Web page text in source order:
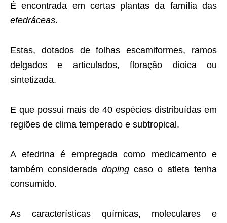
É encontrada em certas plantas da família das
efedráceas.
Estas, dotados de folhas escamiformes, ramos
delgados e articulados, floração dioica ou
sintetizada.
E que possui mais de 40 espécies distribuídas em
regiões de clima temperado e subtropical.
A efedrina é empregada como medicamento e
também considerada doping caso o atleta tenha
consumido.
As características químicas, moleculares e